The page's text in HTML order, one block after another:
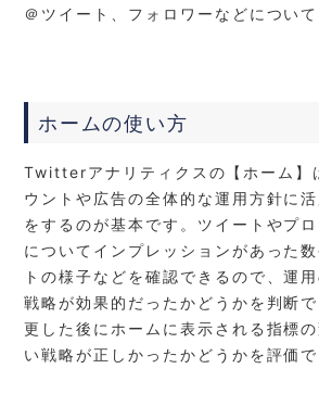
＠ツイート、フォロワーなどについて
ホームの使い方
Twitterアナリティクスの【ホーム
ウントや広告の全体的な運用方針に
をするのが基本です。ツイートやプ
についてインプレッションがあった
トの様子などを確認できるので、運
戦略が効果的だったかどうかを判断
更した後にホームに表示される指標
い戦略が正しかったかどうかを評価で